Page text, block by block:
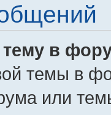
тему в
темы в
или